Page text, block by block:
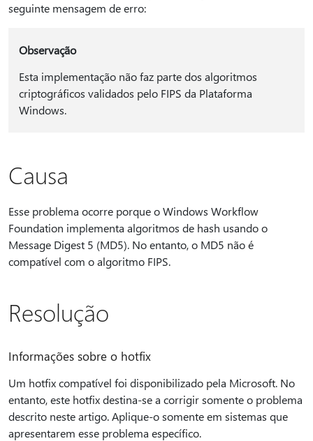
seguinte mensagem de erro:
Observação
Esta implementação não faz parte dos algoritmos
criptográficos validados pelo FIPS da Plataforma
Windows.
Causa
Esse problema ocorre porque o Windows Workflow
Foundation implementa algoritmos de hash usando o
Message Digest 5 (MD5). No entanto, o MD5 não é
compatível com o algoritmo FIPS.
Resolução
Informações sobre o hotfix
Um hotfix compatível foi disponibilizado pela Microsoft. No
entanto, este hotfix destina-se a corrigir somente o problema
descrito neste artigo. Aplique-o somente em sistemas que
apresentarem esse problema específico.